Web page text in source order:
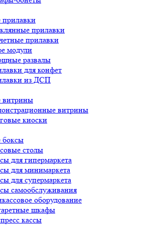
прилавки
прилавки
прилавки
модули
развалы
для конфет
из ДСП
витрины
витрины
киоски
боксы
столы
для гипермаркета
для минимаркета
для супермаркета
самообслуживания
оборудование
шкафы
кассы